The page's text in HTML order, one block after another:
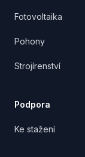
Fotovoltaika
Pohony
Strojírenství
Podpora
Ke stažení